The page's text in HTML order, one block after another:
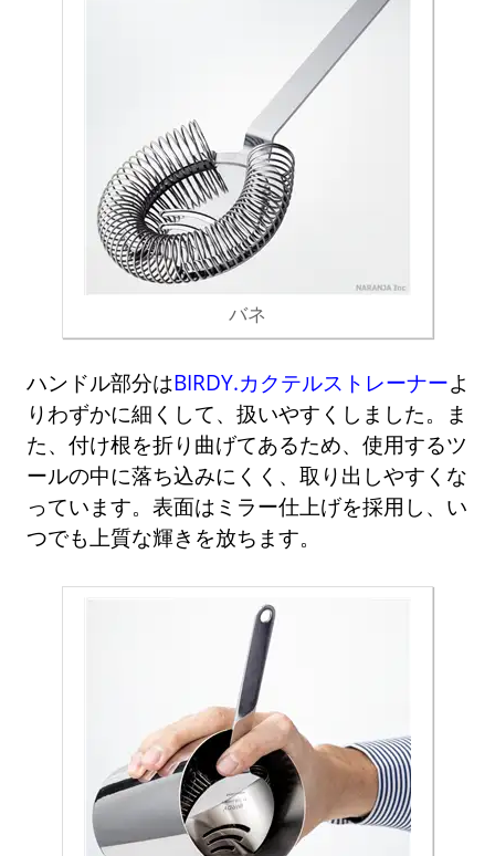
バネ
ハンドル部分はBIRDY.カクテルストレーナーよ
りわずかに細くして、扱いやすくしました。ま
た、付け根を折り曲げてあるため、使用するツ
ールの中に落ち込みにくく、取り出しやすくな
っています。表面はミラー仕上げを採用し、い
つでも上質な輝きを放ちます。